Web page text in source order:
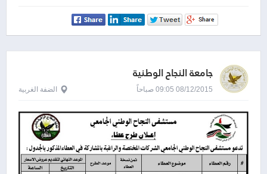
جامعة النجاح الوطنية
08/12/2015 09:05 صباحاً الضفة الغربية